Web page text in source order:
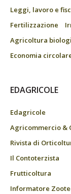
Leggi, lavoro e
Fertilizzazione
Agricoltura
Economia
EDAGRICOLE
Edagricole
Agricommercio &
Rivista di
Il Contoterzista
Frutticoltura
Informatore